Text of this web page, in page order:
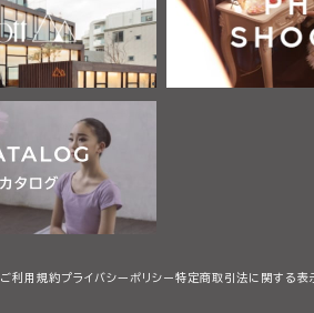
ご利用規約プライバシーポリシー特定商取引法に関する表